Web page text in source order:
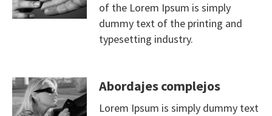
of the Lorem Ipsum is simply
dummy text of the printing and
typesetting industry.
Abordajes complejos
Lorem Ipsum is simply dummy text